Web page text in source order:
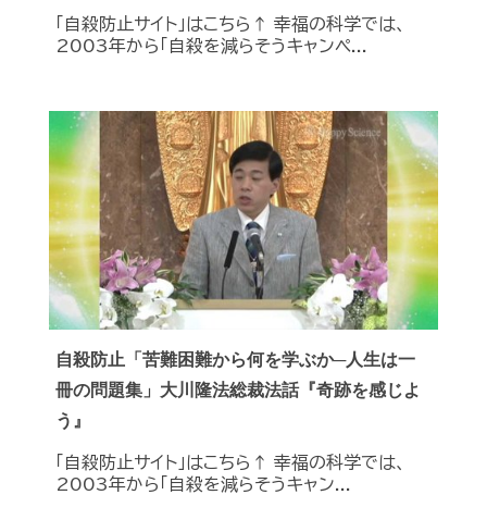
「自殺防止サイト」はこちら↑ 幸福の科学では、
2003年から「自殺を減らそうキャンペ...
自殺防止「苦難困難から何を学ぶか─人生は一
冊の問題集」大川隆法総裁法話『奇跡を感じよ
う』
「自殺防止サイト」はこちら↑ 幸福の科学では、
2003年から「自殺を減らそうキャン...